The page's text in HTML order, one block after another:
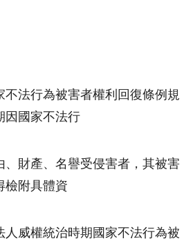
不法行為被害者權利回復條例規
因國家不法行
、財產、名譽受侵害者，其被害
檢附具體資
人威權統治時期國家不法行為被